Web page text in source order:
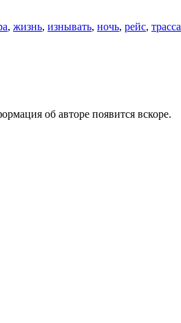
, жизнь, изнывать, ночь, рейс, трасса
об авторе появится вскоре.